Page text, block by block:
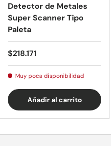
Detector de Metales
Super Scanner Tipo
Paleta
Precio normal
$218.171
Muy poca disponibilidad
Añadir al carrito